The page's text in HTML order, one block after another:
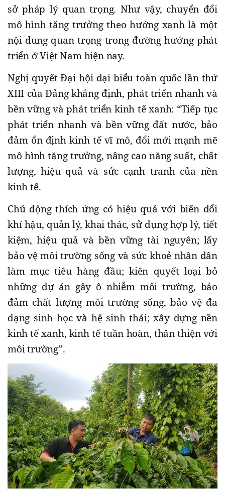
sở pháp lý quan trọng. Như vậy, chuyển đổi
mô hình tăng trưởng theo hướng xanh là một
nội dung quan trọng trong đường hướng phát
triển ở Việt Nam hiện nay.
Nghị quyết Đại hội đại biểu toàn quốc lần thứ
XIII của Đảng khẳng định, phát triển nhanh và
bền vững và phát triển kinh tế xanh: “Tiếp tục
phát triển nhanh và bền vững đất nước, bảo
đảm ổn định kinh tế vĩ mô, đổi mới mạnh mẽ
mô hình tăng trưởng, nâng cao năng suất, chất
lượng, hiệu quả và sức cạnh tranh của nền
kinh tế.
Chủ động thích ứng có hiệu quả với biến đổi
khí hậu, quản lý, khai thác, sử dụng hợp lý, tiết
kiệm, hiệu quả và bền vững tài nguyên; lấy
bảo vệ môi trường sống và sức khoẻ nhân dân
làm mục tiêu hàng đầu; kiên quyết loại bỏ
những dự án gây ô nhiễm môi trường, bảo
đảm chất lượng môi trường sống, bảo vệ đa
dạng sinh học và hệ sinh thái; xây dựng nền
kinh tế xanh, kinh tế tuần hoàn, thân thiện với
môi trường”.